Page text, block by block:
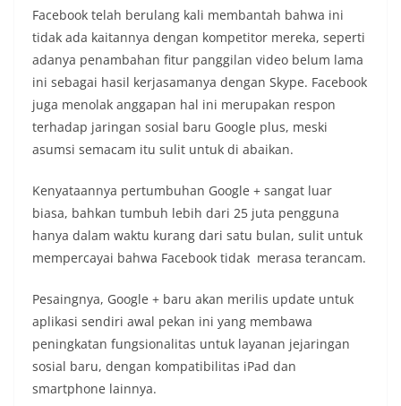
Facebook telah berulang kali membantah bahwa ini
tidak ada kaitannya dengan kompetitor mereka, seperti
adanya penambahan fitur panggilan video belum lama
ini sebagai hasil kerjasamanya dengan Skype. Facebook
juga menolak anggapan hal ini merupakan respon
terhadap jaringan sosial baru Google plus, meski
asumsi semacam itu sulit untuk di abaikan.
Kenyataannya pertumbuhan Google + sangat luar
biasa, bahkan tumbuh lebih dari 25 juta pengguna
hanya dalam waktu kurang dari satu bulan, sulit untuk
mempercayai bahwa Facebook tidak merasa terancam.
Pesaingnya, Google + baru akan merilis update untuk
aplikasi sendiri awal pekan ini yang membawa
peningkatan fungsionalitas untuk layanan jejaringan
sosial baru, dengan kompatibilitas iPad dan
smartphone lainnya.